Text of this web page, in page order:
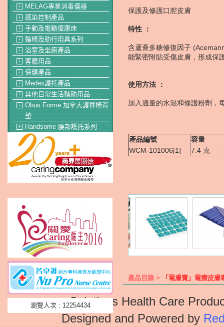
＋ MELAG專業消毒儀器
＋ 感染控制產品
＋ 手動及電動復康床
＋ 輪椅及助行用具系列
＋ 浴室及坐廁產品
＋ 客廳用品
＋ 保健產品
＋ Medex護托產品
＋ 其他日常生活輔助用品
＋
Obus Forme 加拿大護脊椅背
墊
＋ Handsome 腰部護托系列
瀏覽人次 : 12254434
保護及修護口腔皮膚
特性 ：
含蘆薈多糖修復因子
能緊密附貼受傷皮膚，形成保
使用方法 ：
加入適量的水混和修護粉劑，
產品編號
容量
WCM-101006[1]
7.4 克
產品目錄 > 「電膚寶」電療皮膚
Solutions Health Care
Designed and Powered by